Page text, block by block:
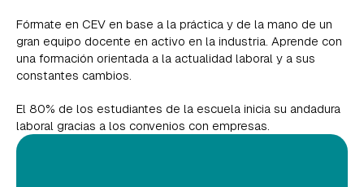
Fórmate en CEV en base a la práctica y de la mano de un
gran equipo docente en activo en la industria. Aprende con
una formación orientada a la actualidad laboral y a sus
constantes cambios.
El 80% de los estudiantes de la escuela inicia su andadura
laboral gracias a los convenios con empresas.